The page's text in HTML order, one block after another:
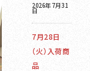
2026年7月31
日
7月28日
（火）入荷商
品